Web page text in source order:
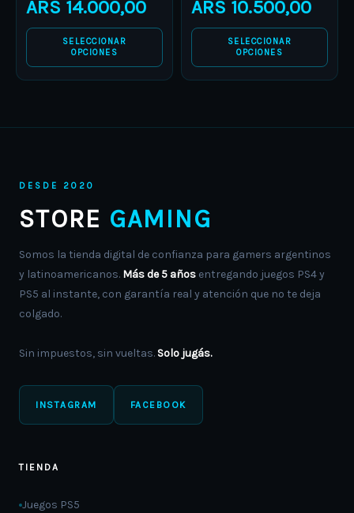
ARS 14.000,00
SELECCIONAR
OPCIONES
product
page
ARS 10.500,00
SELECCIONAR
OPCIONES
product
page
DESDE 2020
STORE GAMING
Somos la tienda digital de confianza para gamers argentinos
y latinoamericanos. Más de 5 años entregando juegos PS4 y
PS5 al instante, con garantía real y atención que no te deja
colgado.
Sin impuestos, sin vueltas. Solo jugás.
INSTAGRAM FACEBOOK
TIENDA
Juegos PS5